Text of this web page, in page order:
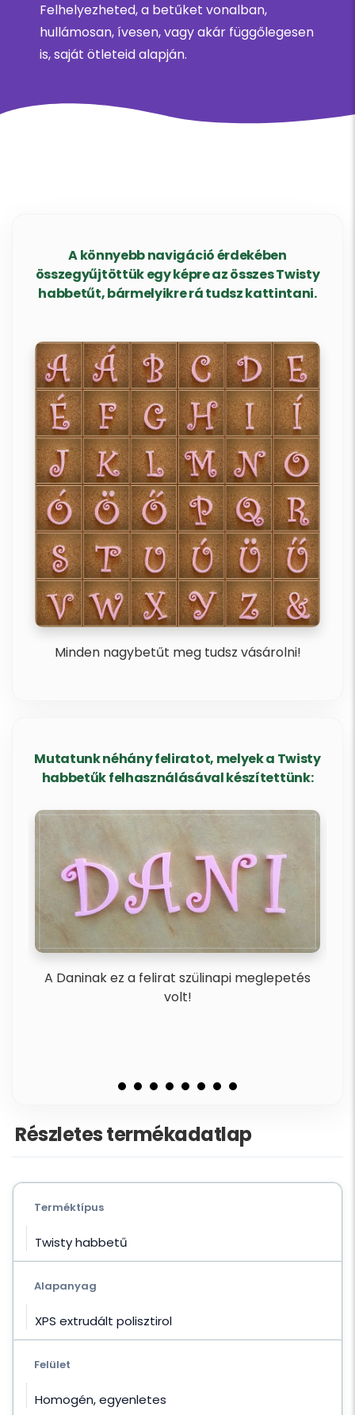
Felhelyezheted, a betűket vonalban,
hullámosan, ívesen, vagy akár függőlegesen
is, saját ötleteid alapján.
A könnyebb navigáció érdekében
összegyűjtöttük egy képre az összes Twisty
habbetűt, bármelyikre rá tudsz kattintani.
Minden nagybetűt meg tudsz vásárolni!
Mutatunk néhány feliratot, melyek a Twisty
habbetűk felhasználásával készítettünk:
A Daninak ez a felirat szülinapi meglepetés
volt!
Részletes termékadatlap
Terméktípus
Twisty habbetű
Alapanyag
XPS extrudált polisztirol
Felület
Homogén, egyenletes